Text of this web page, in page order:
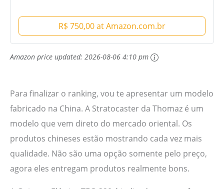
R$ 750,00 at Amazon.com.br
Amazon price updated: 2026-08-06 4:10 pm
Para finalizar o ranking, vou te apresentar um modelo
fabricado na China. A Stratocaster da Thomaz é um
modelo que vem direto do mercado oriental. Os
produtos chineses estão mostrando cada vez mais
qualidade. Não são uma opção somente pelo preço,
agora eles entregam produtos realmente bons.